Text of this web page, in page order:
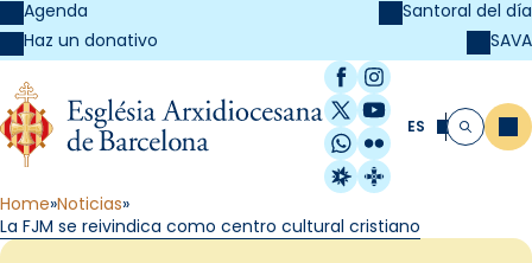
Agenda
Haz un donativo
Santoral del día
SAVA
Facebook
Instagram
X / Twitter
YouTube
WhatsApp
Flickr
Radio Estel
Catalunya
ES Buscar
Home Noticias
La FJM se reivindica como centro cultural cristiano